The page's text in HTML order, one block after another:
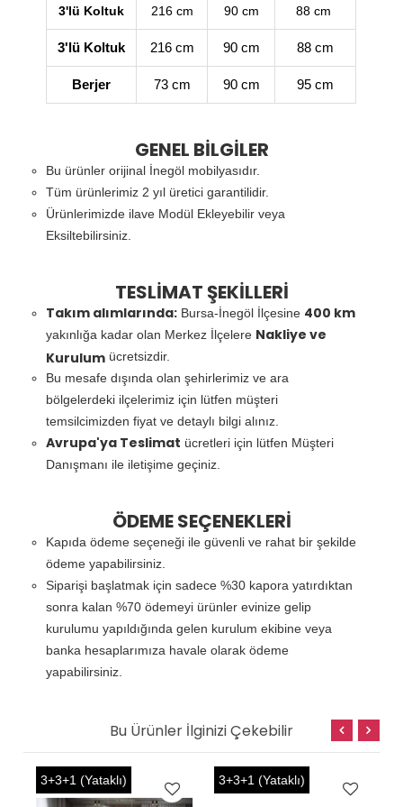
3'lü Koltuk 216 cm 90 cm 88 cm
3'lü Koltuk 216 cm 90 cm 88 cm
Berjer 73 cm 90 cm 95 cm
GENEL BİLGİLER
Bu ürünler orijinal İnegöl mobilyasıdır.
Tüm ürünlerimiz 2 yıl üretici garantilidir.
Ürünlerimizde ilave Modül Ekleyebilir veya
Eksiltebilirsiniz.
TESLİMAT ŞEKİLLERİ
Takım alımlarında: Bursa-İnegöl İlçesine 400 km
yakınlığa kadar olan Merkez İlçelere Nakliye ve
Kurulum ücretsizdir.
Bu mesafe dışında olan şehirlerimiz ve ara
bölgelerdeki ilçelerimiz için lütfen müşteri
temsilcimizden fiyat ve detaylı bilgi alınız.
Avrupa'ya Teslimat ücretleri için lütfen Müşteri
Danışmanı ile iletişime geçiniz.
ÖDEME SEÇENEKLERİ
Kapıda ödeme seçeneği ile güvenli ve rahat bir şekilde
ödeme yapabilirsiniz.
Siparişi başlatmak için sadece %30 kapora yatırdıktan
sonra kalan %70 ödemeyi ürünler evinize gelip
kurulumu yapıldığında gelen kurulum ekibine veya
banka hesaplarımıza havale olarak ödeme
yapabilirsiniz.
Bu Ürünler İlginizi Çekebilir
3+3+1 (Yataklı) 3+3+1 (Yataklı)